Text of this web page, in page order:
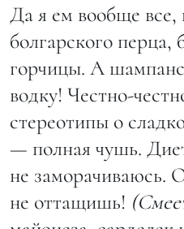
Да я ем вообще все,
болгарского перца,
горчицы. А
водку! Честно-
стереотипы о
— полная чушь.
не заморачиваюсь.
не оттащишь!